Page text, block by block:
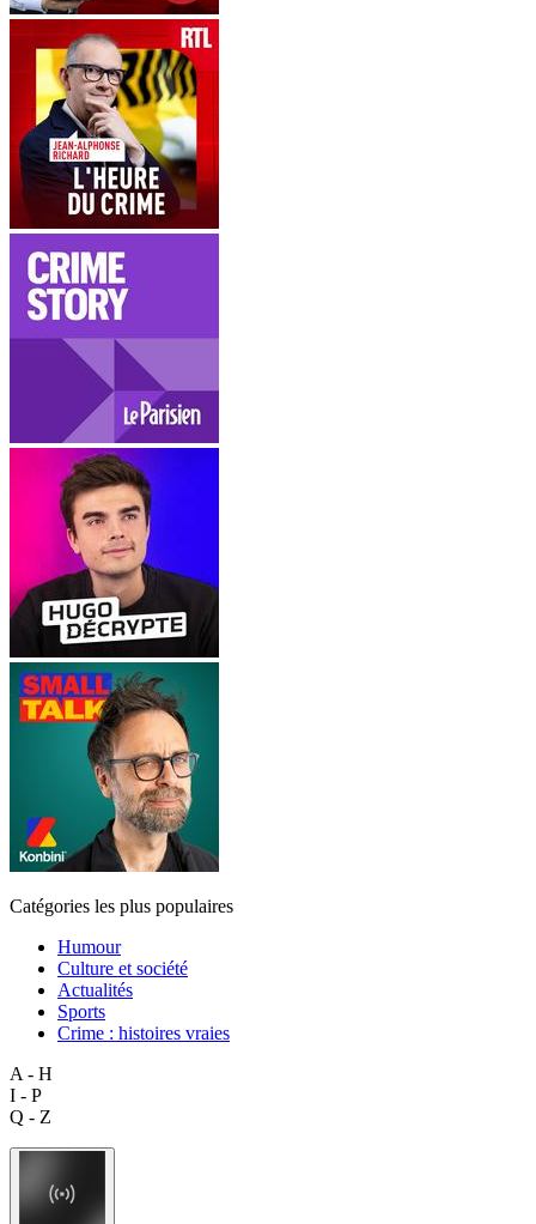
Catégories les plus populaires
Humour
Culture et société
Actualités
Sports
Crime : histoires vraies
A - H
I - P
Q - Z